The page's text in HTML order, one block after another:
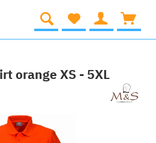
orange XS - 5XL